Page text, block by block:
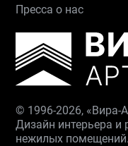
Пресса о нас
© 1996-2026, «Вира-
Дизайн интерьера и
нежилых помещений.